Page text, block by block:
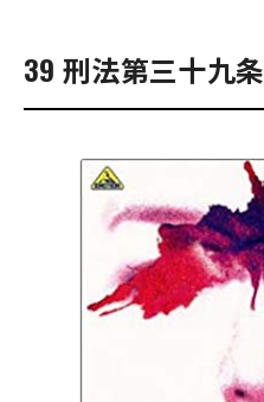
39 刑法第三十九条